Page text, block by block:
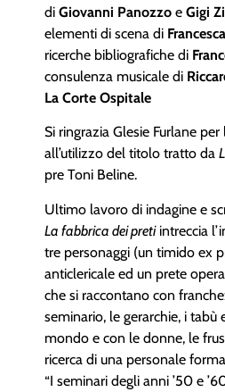
di Giovanni Panozzo e Gigi
elementi di scena di
ricerche bibliografiche di
consulenza musicale di
La Corte Ospitale
Si ringrazia Glesie Furlane per
all’utilizzo del titolo tratto da
pre Toni Beline.
Ultimo lavoro di indagine e
La fabbrica dei pretiintreccia
tre personaggi (un timido ex
anticlericale ed un prete
che si raccontano con
seminario, le gerarchie, i tabù
mondo e con le donne, le
ricerca di una personale
“I seminari degli anni ’50 e